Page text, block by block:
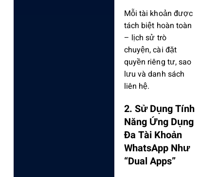
Mỗi tài khoản được
tách biệt hoàn toàn
– lịch sử trò
chuyện, cài đặt
quyền riêng tư, sao
lưu và danh sách
liên hệ.
2. Sử Dụng Tính
Năng Ứng Dụng
Đa Tài Khoản
WhatsApp Như
“Dual Apps”